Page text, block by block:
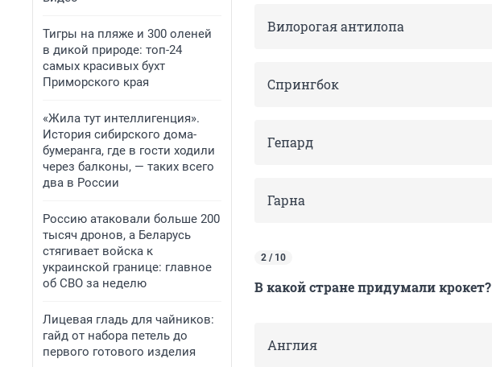
Тигры на пляже и 300 оленей
в дикой природе: топ-24
самых красивых бухт
Приморского края
«Жила тут интеллигенция».
История сибирского дома-
бумеранга, где в гости ходили
через балконы, — таких всего
два в России
Россию атаковали больше 200
тысяч дронов, а Беларусь
стягивает войска к
украинской границе: главное
об СВО за неделю
Лицевая гладь для чайников:
гайд от набора петель до
первого готового изделия
Вилорогая антилопа
Спрингбок
Гепард
Гарна
2 / 10
В какой стране придумали крокет?
Англия